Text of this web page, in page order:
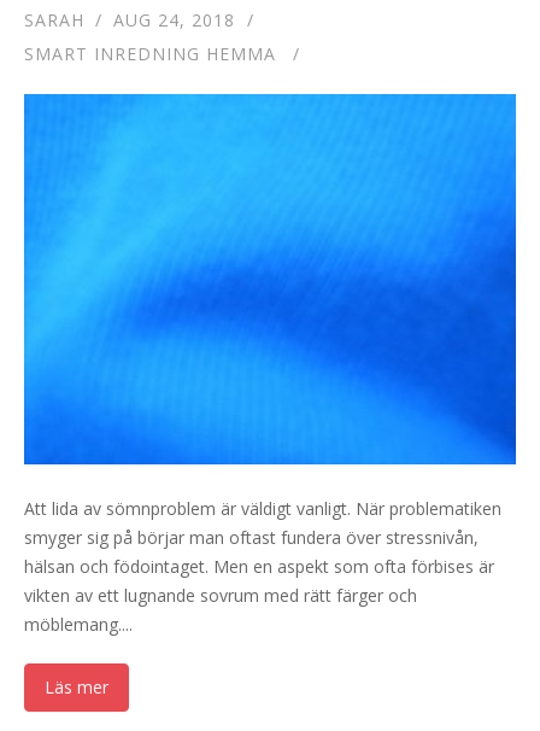
SARAH
AUG 24, 2018
SMART INREDNING HEMMA
Att lida av sömnproblem är väldigt vanligt. När problematiken
smyger sig på börjar man oftast fundera över stressnivån,
hälsan och födointaget. Men en aspekt som ofta förbises är
vikten av ett lugnande sovrum med rätt färger och
möblemang....
Läs mer